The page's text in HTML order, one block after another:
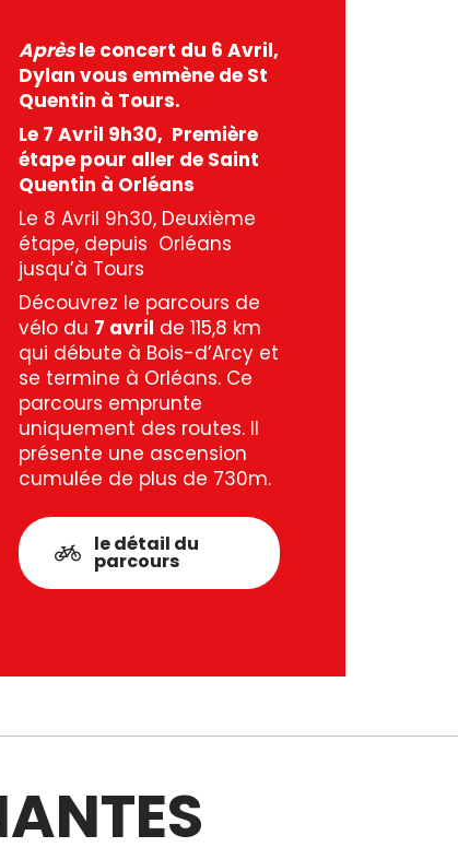
Aprèsle concert du 6 Avril,
Dylan vous emmène de St
Quentin à Tours.
Le 7 Avril 9h30, Première
étape pour aller de Saint
Quentin à Orléans
Le 8 Avril 9h30, Deuxième
étape, depuis Orléans
jusqu’à Tours
Découvrez le parcours de
vélo du 7 avril de 115,8 km
qui débute à Bois-d’Arcy et
se termine à Orléans. Ce
parcours emprunte
uniquement des routes. Il
présente une ascension
cumulée de plus de 730m.
le détail du
parcours